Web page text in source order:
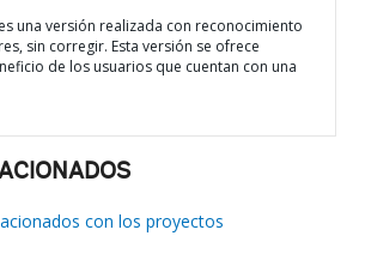
una versión realizada con reconocimiento
sin corregir. Esta versión se ofrece
de los usuarios que cuentan con una
con los proyectos